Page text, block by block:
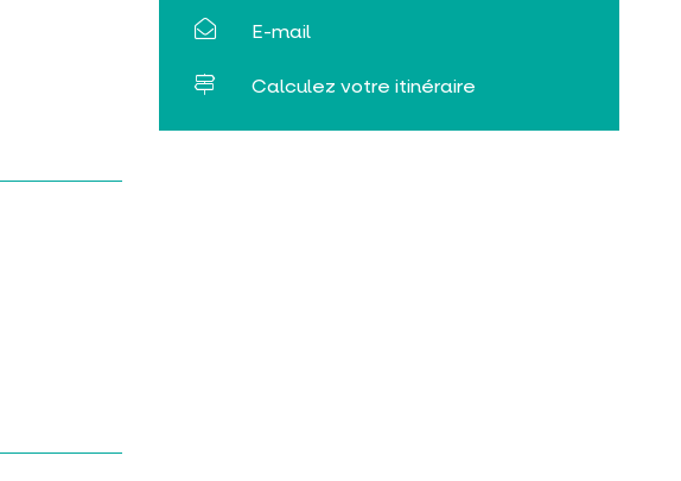
E-mail
Calculez votre itinéraire